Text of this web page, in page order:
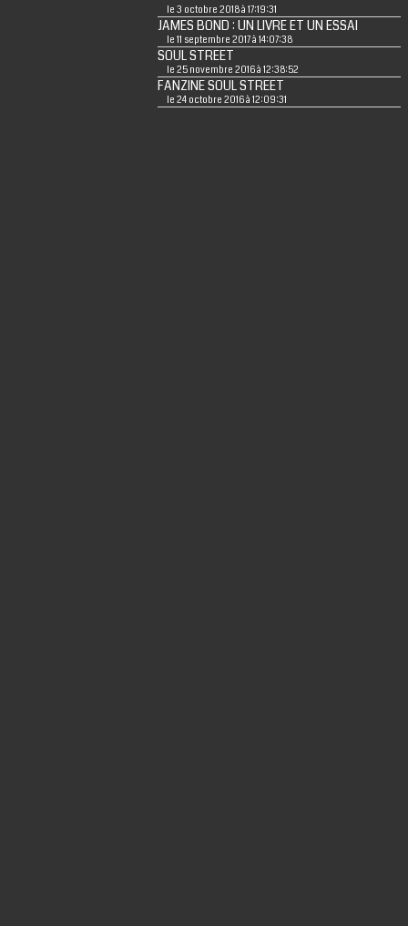
le 3 octobre 2018 à 17:19:31
JAMES BOND : UN LIVRE ET UN ESSAI
le 11 septembre 2017 à 14:07:38
SOUL STREET
le 25 novembre 2016 à 12:38:52
FANZINE SOUL STREET
le 24 octobre 2016 à 12:09:31